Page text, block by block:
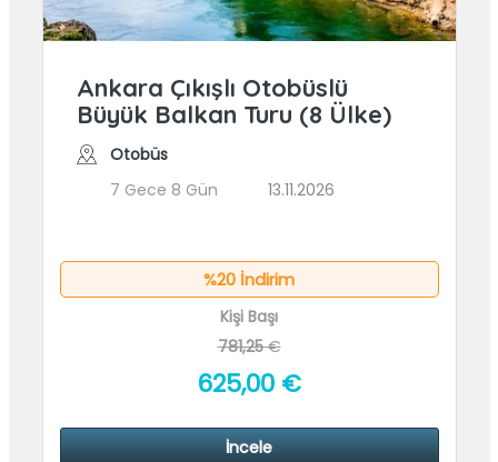
Ankara Çıkışlı Otobüslü
Büyük Balkan Turu (8 Ülke)
Otobüs
7 Gece 8 Gün
13.11.2026
%20 İndirim
Kişi Başı
781,25€
625,00 €
İncele